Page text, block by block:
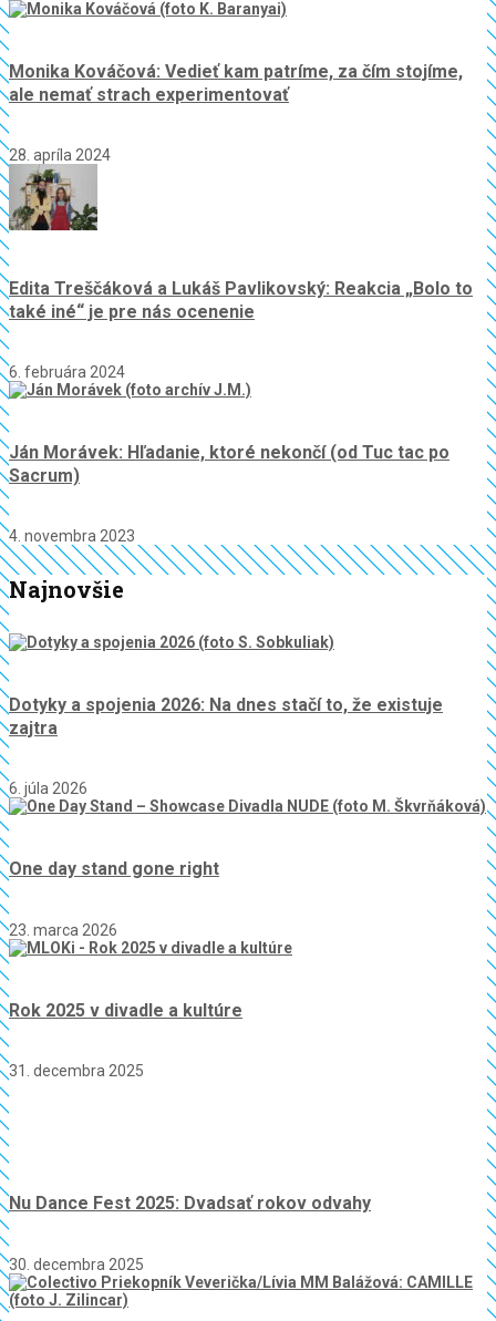
Monika Kováčová: Vedieť kam patríme, za čím stojíme,
ale nemať strach experimentovať
28. apríla 2024
Edita Treščáková a Lukáš Pavlikovský: Reakcia „Bolo to
také iné“ je pre nás ocenenie
6. februára 2024
Ján Morávek: Hľadanie, ktoré nekončí (od Tuc tac po
Sacrum)
4. novembra 2023
Najnovšie
Dotyky a spojenia 2026: Na dnes stačí to, že existuje
zajtra
6. júla 2026
One day stand gone right
23. marca 2026
Rok 2025 v divadle a kultúre
31. decembra 2025
Nu Dance Fest 2025: Dvadsať rokov odvahy
30. decembra 2025